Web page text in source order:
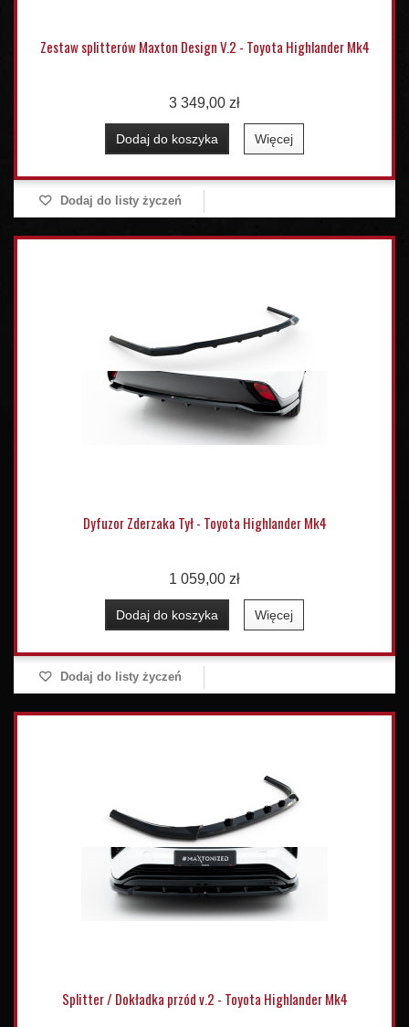
Zestaw splitterów Maxton Design V.2 - Toyota Highlander Mk4
3 349,00 zł
Dodaj do koszyka Więcej
Dodaj do listy życzeń
Dyfuzor Zderzaka Tył - Toyota Highlander Mk4
1 059,00 zł
Dodaj do koszyka Więcej
Dodaj do listy życzeń
Splitter / Dokładka przód v.2 - Toyota Highlander Mk4